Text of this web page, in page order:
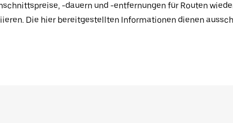
-dauern und -entfernungen für Routen
Die hier bereitgestellten Informationen dienen